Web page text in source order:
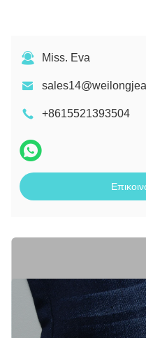
Miss. Eva
+8615521393504